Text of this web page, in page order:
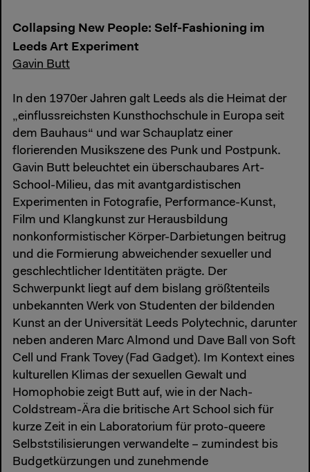
Collapsing New People: Self-Fashioning im
Leeds Art Experiment
Gavin Butt
In den 1970er Jahren galt Leeds als die Heimat der
„einflussreichsten Kunsthochschule in Europa seit
dem Bauhaus“ und war Schauplatz einer
florierenden Musikszene des Punk und Postpunk.
Gavin Butt beleuchtet ein überschaubares Art-
School-Milieu, das mit avantgardistischen
Experimenten in Fotografie, Performance-Kunst,
Film und Klangkunst zur Herausbildung
nonkonformistischer Körper-Darbietungen beitrug
und die Formierung abweichender sexueller und
geschlechtlicher Identitäten prägte. Der
Schwerpunkt liegt auf dem bislang größtenteils
unbekannten Werk von Studenten der bildenden
Kunst an der Universität Leeds Polytechnic, darunter
neben anderen Marc Almond und Dave Ball von Soft
Cell und Frank Tovey (Fad Gadget). Im Kontext eines
kulturellen Klimas der sexuellen Gewalt und
Homophobie zeigt Butt auf, wie in der Nach-
Coldstream-Ära die britische Art School sich für
kurze Zeit in ein Laboratorium für proto-queere
Selbststilisierungen verwandelte – zumindest bis
Budgetkürzungen und zunehmende